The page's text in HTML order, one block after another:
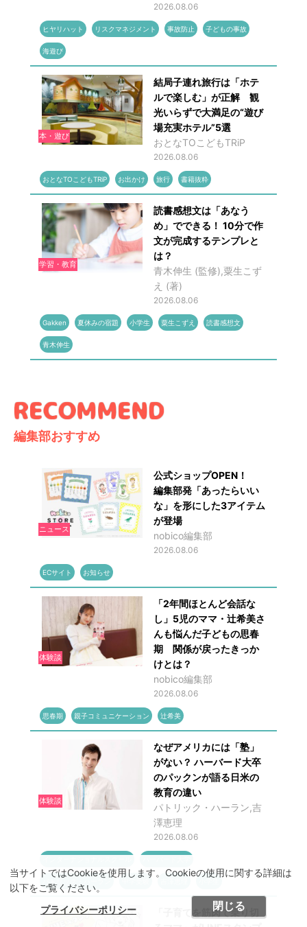
当サイトではCookieを使用します。Cookieの使用に関する詳細は
以下をご覧ください。
プライバシーポリシー
閉じる
2026.08.06
ヒヤリハット リスクマネジメント 事故防止 子どもの事故
海遊び
本・遊び
結局子連れ旅行は「ホテ
ルで楽しむ」が正解 観
光いらずで大満足の“遊び
場充実ホテル”5選
おとなTOこどもTRiP
2026.08.06
おとなTOこどもTRiP お出かけ 旅行 書籍抜粋
学習・教育
読書感想文は「あなう
め」でできる！ 10分で作
文が完成するテンプレと
は？
青木伸生 (監修),粟生こず
え (著)
2026.08.06
Gakken 夏休みの宿題 小学生 粟生こずえ 読書感想文
青木伸生
編集部おすすめ
ニュース
公式ショップOPEN！
編集部発「あったらいい
な」を形にした3アイテム
が登場
nobico編集部
2026.08.06
ECサイト お知らせ
体験談
「2年間ほとんど会話な
し」5児のママ・辻希美さ
んも悩んだ子どもの思春
期 関係が戻ったきっか
けとは？
nobico編集部
2026.08.06
思春期 親子コミュニケーション 辻希美
体験談
なぜアメリカには「塾」
がない？ ハーバード大卒
のパックンが語る日米の
教育の違い
パトリック・ハーラン,吉
澤恵理
2026.08.06
パトリック・ハーラン 中学受験
「子育てを筋肉で乗り切